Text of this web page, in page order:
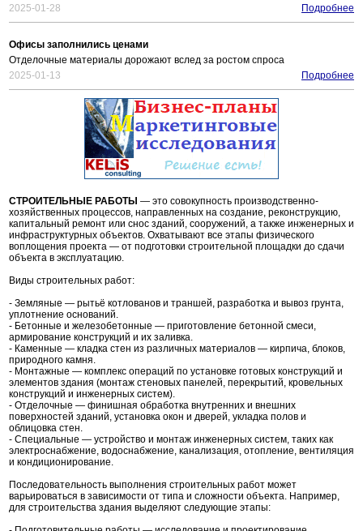
2025-01-28
Подробнее
Офисы заполнились ценами
Отделочные материалы дорожают вслед за ростом спроса
2025-01-13
Подробнее
СТРОИТЕЛЬНЫЕ РАБОТЫ — это совокупность производственно-
хозяйственных процессов, направленных на создание, реконструкцию,
капитальный ремонт или снос зданий, сооружений, а также инженерных и
инфраструктурных объектов. Охватывают все этапы физического
воплощения проекта — от подготовки строительной площадки до сдачи
объекта в эксплуатацию.
Виды строительных работ:
- Земляные — рытьё котлованов и траншей, разработка и вывоз грунта,
уплотнение оснований.
- Бетонные и железобетонные — приготовление бетонной смеси,
армирование конструкций и их заливка.
- Каменные — кладка стен из различных материалов — кирпича, блоков,
природного камня.
- Монтажные — комплекс операций по установке готовых конструкций и
элементов здания (монтаж стеновых панелей, перекрытий, кровельных
конструкций и инженерных систем).
- Отделочные — финишная обработка внутренних и внешних
поверхностей зданий, установка окон и дверей, укладка полов и
облицовка стен.
- Специальные — устройство и монтаж инженерных систем, таких как
электроснабжение, водоснабжение, канализация, отопление, вентиляция
и кондиционирование.
Последовательность выполнения строительных работ может
варьироваться в зависимости от типа и сложности объекта. Например,
для строительства здания выделяют следующие этапы: